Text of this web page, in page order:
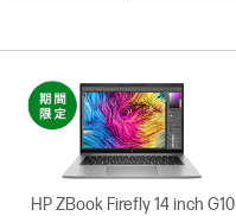
HP ZBook Firefly 14 inch G10